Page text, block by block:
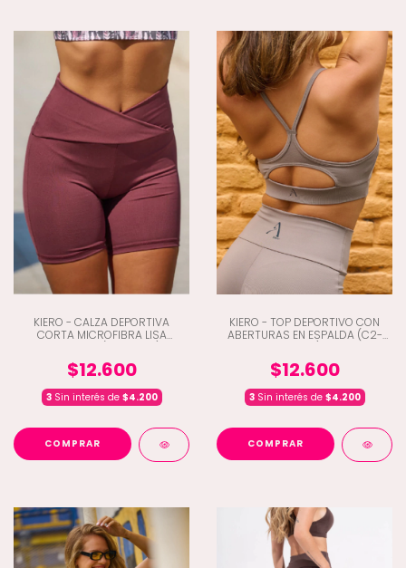
KIERO - CALZA DEPORTIVA
CORTA MICROFIBRA LISA
$12.600
3Sin interés de $4.200
COMPRAR
KIERO - TOP DEPORTIVO CON
ABERTURAS EN ESPALDA (C2-
$12.600
3Sin interés de $4.200
COMPRAR